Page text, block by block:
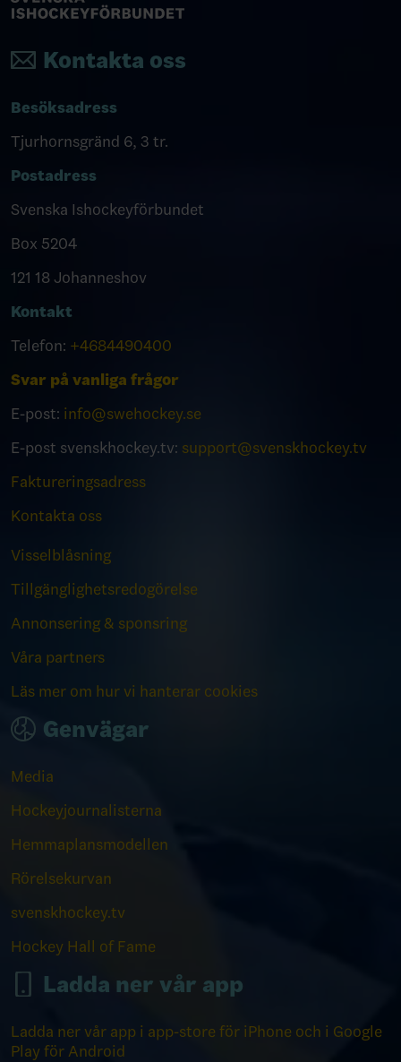
Kontakta oss
Besöksadress
Tjurhornsgränd 6, 3 tr.
Postadress
Svenska Ishockeyförbundet
Box 5204
121 18 Johanneshov
Kontakt
Telefon: +4684490400
Svar på vanliga frågor
E-post: info@swehockey.se
E-post svenskhockey.tv: support@svenskhockey.tv
Faktureringsadress
Kontakta oss
Visselblåsning
Tillgänglighetsredogörelse
Annonsering & sponsring
Våra partners
Läs mer om hur vi hanterar cookies
Genvägar
Media
Hockeyjournalisterna
Hemmaplansmodellen
Rörelsekurvan
svenskhockey.tv
Hockey Hall of Fame
Ladda ner vår app
Ladda ner vår app i app-store för iPhone och i Google
Play för Android